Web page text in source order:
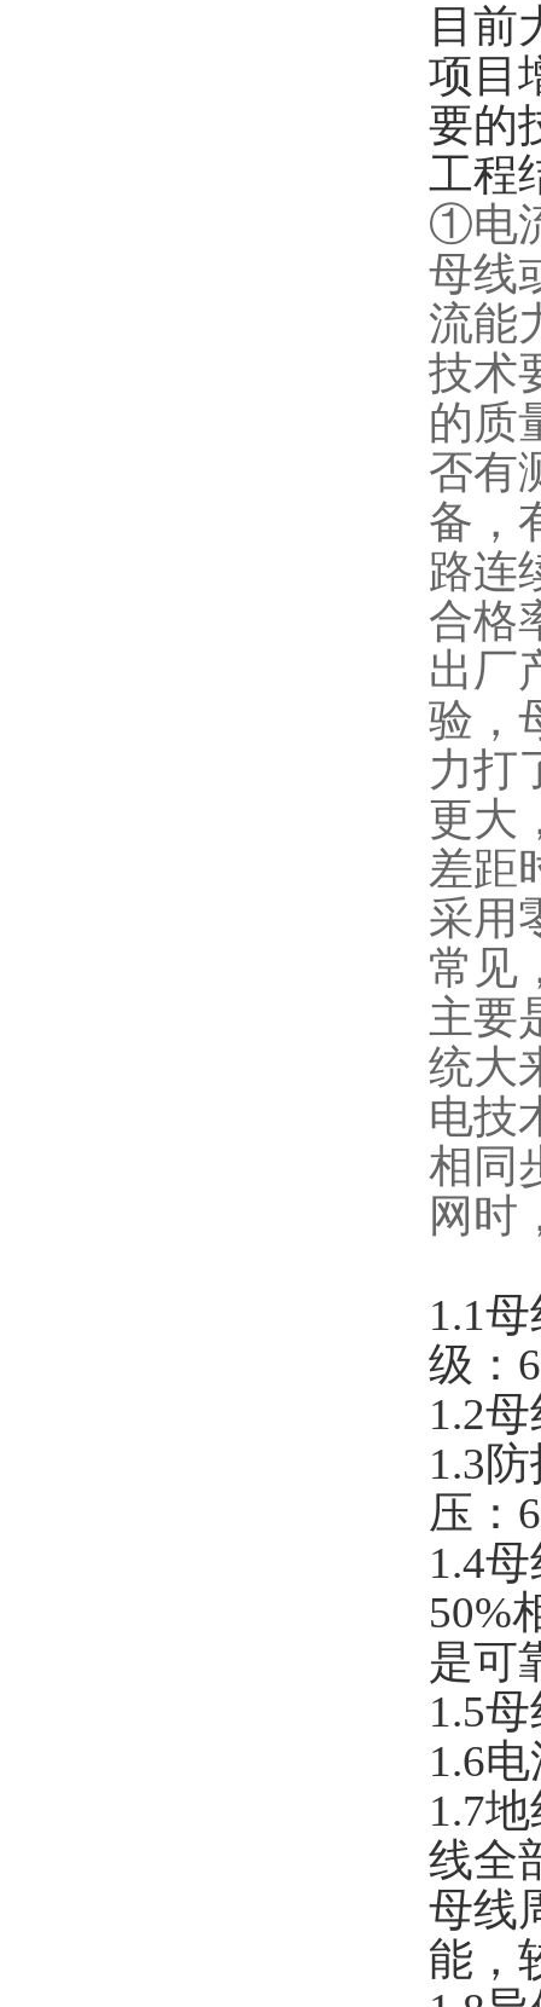
目前
项目
要的
工程
①电
母线
流能
技术
的质
否有
备，
路连
合格
出厂
验，
力打
更大
差距
采用
常见
主要
统大
电技
相同
网时
1.1
级：
1.2
1.3
压：
1.4
50%
是可
1.5
1.6
1.7
线全
母线
能，